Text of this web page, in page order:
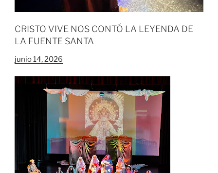
CRISTO VIVE NOS CONTÓ LA LEYENDA DE
LA FUENTE SANTA
junio 14, 2026